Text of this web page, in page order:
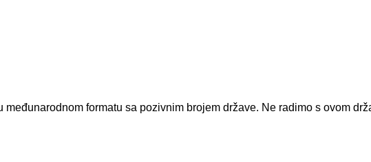
formatu sa pozivnim brojem države. Ne radimo s ovom